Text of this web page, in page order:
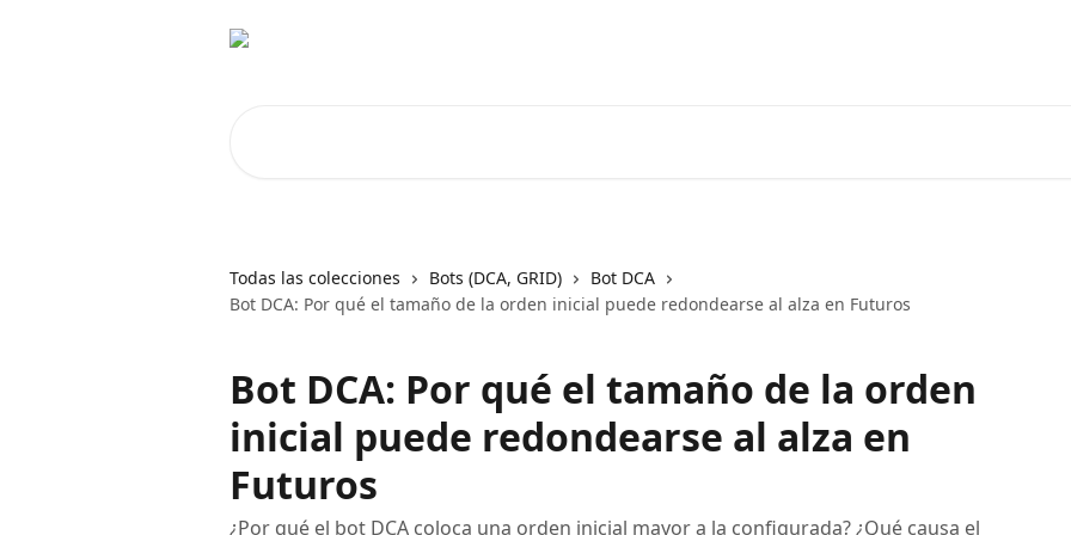
Todas las colecciones Bots (DCA, GRID)
Bot DCA
Bot DCA: Por qué el tamaño de la orden inicial puede redondearse al alza en Futuros
Bot DCA: Por qué el tamaño de la orden
inicial puede redondearse al alza en
Futuros
¿Por qué el bot DCA coloca una orden inicial mayor a la configurada? ¿Qué causa el